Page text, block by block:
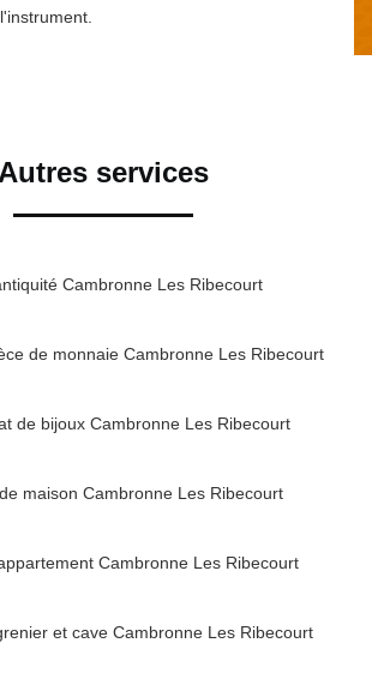
services
Cambronne Les Ribecourt
de monnaie Cambronne Les Ribecourt
de bijoux Cambronne Les Ribecourt
maison Cambronne Les Ribecourt
Cambronne Les Ribecourt
et cave Cambronne Les Ribecourt